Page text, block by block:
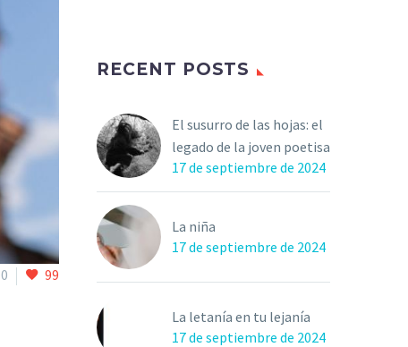
0 99
RECENT POSTS
El susurro de las hojas: el
legado de la joven poetisa
17 de septiembre de 2024
La niña
17 de septiembre de 2024
La letanía en tu lejanía
17 de septiembre de 2024